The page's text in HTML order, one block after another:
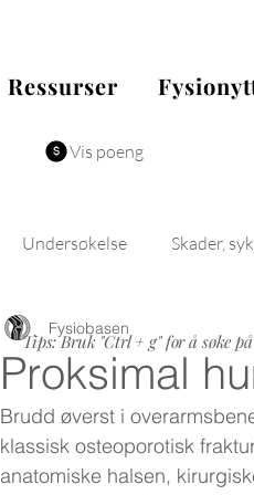
Vis poeng
Ressurser
Undersøkelse Skader,
Biomekanikk Fysionytt
Proksimal
Fysiobasen
Brudd øverst i
klassisk osteoporotisk
anatomiske halsen,
Tips: Bruk "Ctrl + g" for å søke